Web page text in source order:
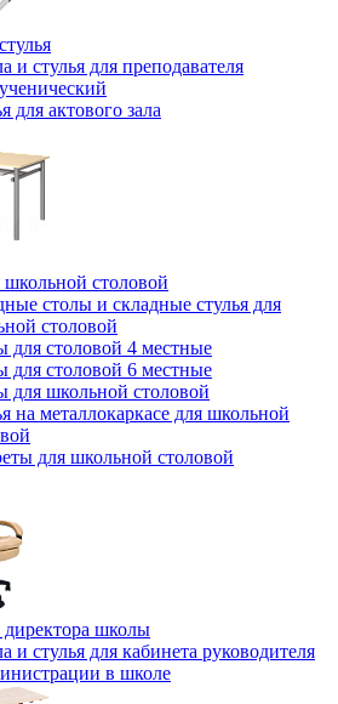
и стулья для преподавателя
для актового зала
столовой
столы и складные стулья для
столовой
для столовой 4 местные
для столовой 6 местные
для школьной столовой
на металлокаркасе для школьной
для школьной столовой
школы
и стулья для кабинета руководителя
в школе